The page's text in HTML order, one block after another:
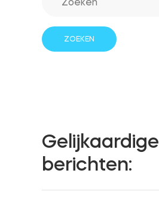
Home toegang
Gelijkaardige
berichten: